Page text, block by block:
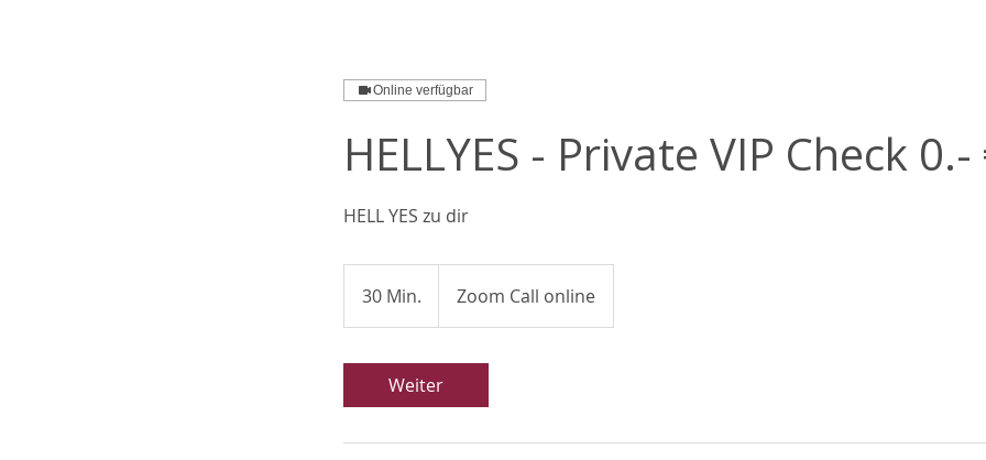
Online verfügbar
HELLYES - Private VIP Check 0.-
HELL YES zu dir
30 Min.
0
i
n
Zoom Call online
Weiter